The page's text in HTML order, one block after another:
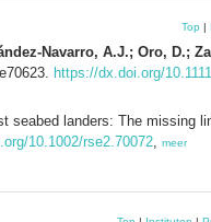
Top |
Navarro, A.J.; Oro, D.;
https://dx.doi.org/
seabed landers: The missing
10.1002/rse2.70072 meer